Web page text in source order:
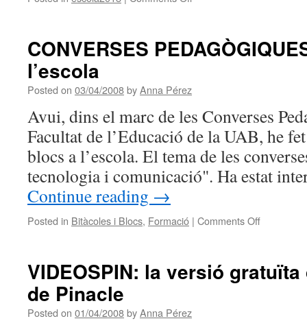
CONVERSES
l’escola
Posted on 03/04/2008byAnna Pérez
Avui, dins el marc de les Converses
Facultat de l’Educació de la UAB, he
blocs a l’escola. El tema de les
tecnologia i comunicació". Ha estat
Continue reading →
Posted in Bitàcoles i Blocs, Formació | Comments Offon
blocs
VIDEOSPIN: la versió
de Pinacle
Posted on 01/04/2008byAnna Pérez